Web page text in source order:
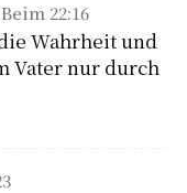
22:16
Wahrheit und
Vater nur durch